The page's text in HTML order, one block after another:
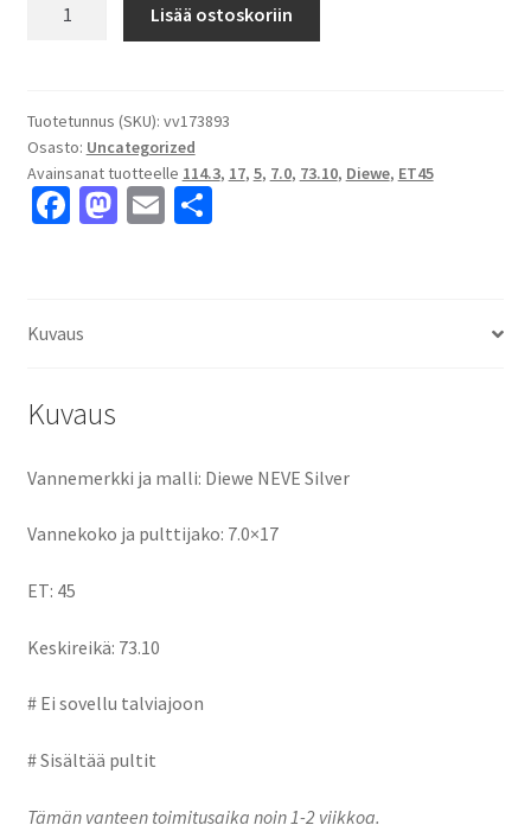
5x114.3
ET45
keskireikä:73.10
määrä
Lisää ostoskoriin
Tuotetunnus (SKU): vv173893
Osasto: Uncategorized
Avainsanat tuotteelle 114.3, 17, 5, 7.0, 73.10, Diewe, ET45
Fa
o
M E S
Kuvaus
Kuvaus
Vannemerkki ja malli: Diewe NEVE Silver
Vannekoko ja pulttijako: 7.0×17
ET: 45
Keskireikä: 73.10
# Ei sovellu talviajoon
# Sisältää pultit
Tämän vanteen toimitusaika noin 1-2 viikkoa.